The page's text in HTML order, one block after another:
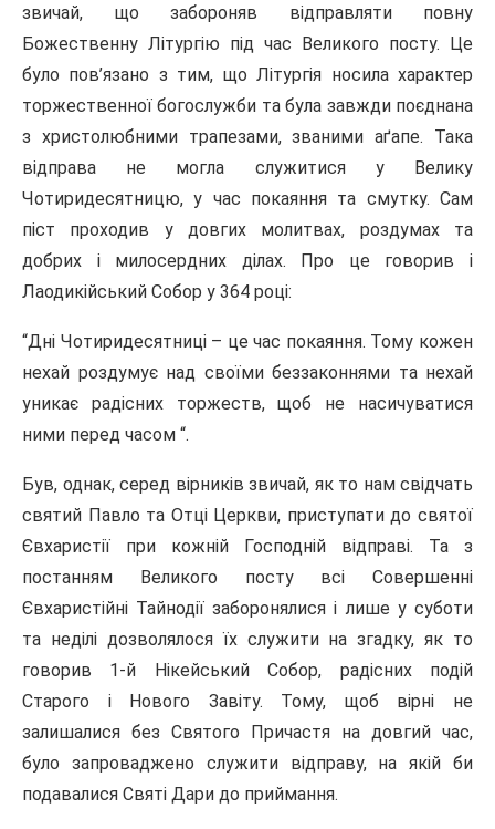
звичай, що забороняв відправляти повну
Божественну Літургію під час Великого посту. Це
було пов’язано з тим, що Літургія носила характер
торжест­венної богослужби та була завжди поєднана
з христолюбними трапезами, званими аґапе. Така
відправа не могла служитися у Велику
Чотиридесятницю, у час покаяння та смутку. Сам
піст проходив у довгих молитвах, роздумах та
добрих і милосердних ділах. Про це говорив і
Лаодикійський Собор у 364 році:
“Дні Чотиридесятниці – це час покаяння. Тому кожен
нехай роздумує над своїми беззаконнями та нехай
уникає радісних торжеств, щоб не насичуватися
ними перед часом “.
Був, однак, серед вірників звичай, як то нам свідчать
святий Павло та Отці Церкви, приступати до святої
Євхаристії при кожній Господній відправі. Та з
постанням Великого посту всі Совершенні
Євхаристійні Тайнодії заборонялися і лише у суботи
та неділі дозволялося їх служити на згадку, як то
говорив 1-й Нікейський Собор, радісних подій
Старого і Нового Завіту. Тому, щоб вірні не
залишалися без Святого Причастя на довгий час,
було запроваджено служити відправу, на якій би
подавалися Святі Дари до приймання.